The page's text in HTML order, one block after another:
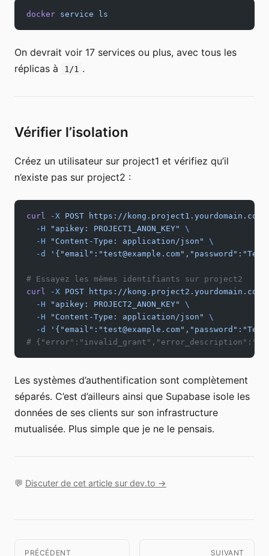
docker service ls
On devrait voir 17 services ou plus, avec tous les
réplicas à
1/1 .
Vérifier l’isolation
Créez un utilisateur sur project1 et vérifiez qu’il
n’existe pas sur project2 :
curl -X POST https://kong.project1.yourdomain.com/
  -H
"apikey: PROJECT1_ANON_KEY"
\
  -H
"Content-Type: application/json"
\
  -d
# Essayez les mêmes identifiants sur project2
curl -X POST https://kong.project2.yourdomain.com/
  -H
"apikey: PROJECT2_ANON_KEY"
\
  -H
"Content-Type: application/json"
\
  -d
#
Les systèmes d’authentification sont complètement
séparés. C’est d’ailleurs ainsi que Supabase isole les
données de ses clients sur son infrastructure
mutualisée. Plus simple que je ne le pensais.
💬 Discuter de cet article sur dev.to →
PRÉCÉDENT SUIVANT